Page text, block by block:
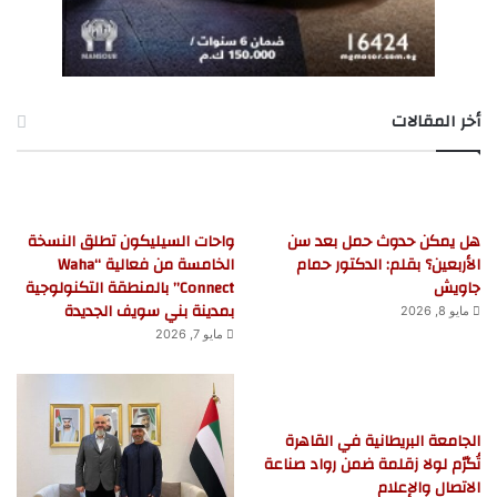
أخر المقالات
هل يمكن حدوث حمل بعد سن
الأربعين؟ بقلم: الدكتور حمام
جاويش
مايو 8, 2026
واحات السيليكون تطلق النسخة
الخامسة من فعالية “Waha
Connect” بالمنطقة التكنولوجية
بمدينة بني سويف الجديدة
مايو 7, 2026
الجامعة البريطانية في القاهرة
تُكرّم لولا زقلمة ضمن رواد صناعة
الاتصال والإعلام